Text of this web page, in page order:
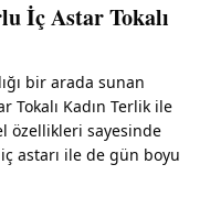
İç Astar Tokalı
bir arada sunan
Tokalı Kadın Terlik ile
özellikleri sayesinde
astarı ile de gün boyu